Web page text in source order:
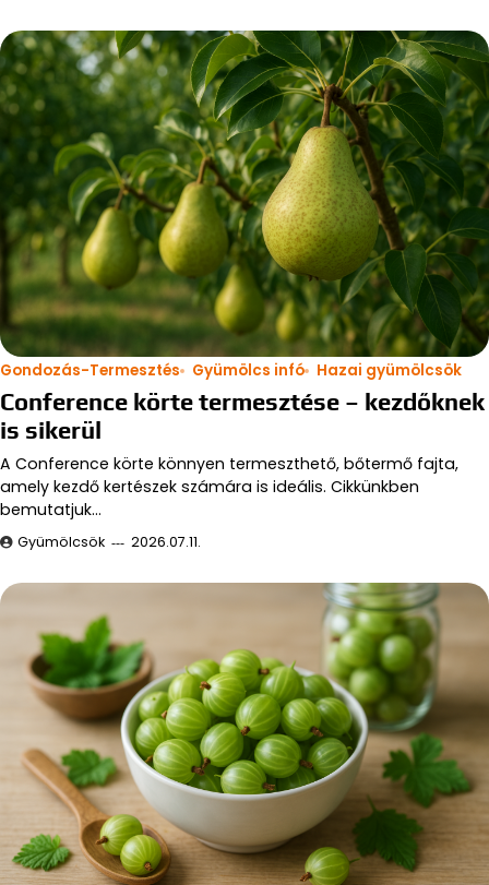
Gondozás-Termesztés Gyümölcs infó Hazai gyümölcsök
Conference körte termesztése – kezdőknek
is sikerül
A Conference körte könnyen termeszthető, bőtermő fajta,
amely kezdő kertészek számára is ideális. Cikkünkben
bemutatjuk…
Gyümölcsök 2026.07.11.